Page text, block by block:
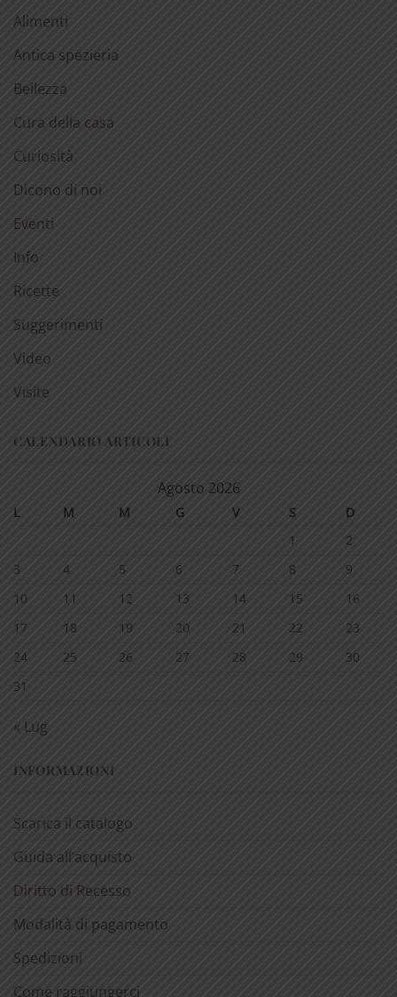
Alimenti
Antica spezieria
Bellezza
Cura della casa
Curiosità
Dicono di noi
Eventi
Info
Ricette
Suggerimenti
Video
Visite
CALENDARIO ARTICOLI
Agosto 2026
L M M G V S
D
1
2
3
4 5 6 7 8
9
10
11 12 13 14 15
16
17
18 19 20 21 22
23
24
25 26 27 28 29
30
31
« Lug
INFORMAZIONI
Scarica il catalogo
Guida all’acquisto
Diritto di Recesso
Modalità di pagamento
Spedizioni
Come raggiungerci